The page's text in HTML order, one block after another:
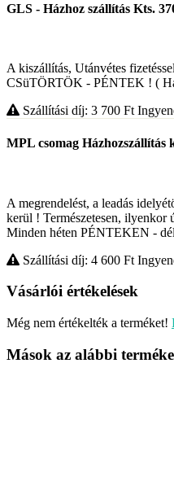
GLS - Házhoz szállítás Kts.
A kiszállítás, Utánvétes
CSüTÖRTÖK - PÉNTEK ! ( Ha
Szállítási díj: 3 700 Ft
MPL csomag Házhozszállítás
A megrendelést, a leadás
kerül ! Természetesen, ilyenkor
Minden héten PÉNTEKEN -
Szállítási díj: 4 600 Ft
Vásárlói értékelések
Még nem értékelték a terméket!
Mások az alábbi